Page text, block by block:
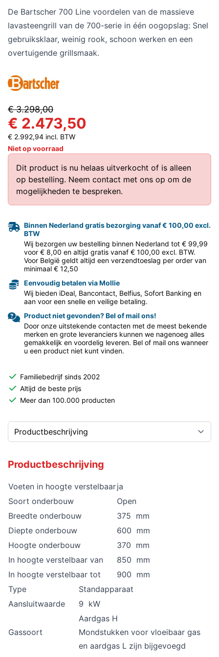
De Bartscher 700 Line voordelen van de massieve
lavasteengrill van de 700-serie in één oogopslag: Snel
gebruiksklaar, weinig rook, schoon werken en een
overtuigende grillsmaak.
€ 3.298,00
€ 2.473,50
€ 2.992,94 incl. BTW
Niet op voorraad
Dit product is nu helaas uitverkocht of is alleen
op bestelling. Neem contact met ons op om de
mogelijkheden te bespreken.
Binnen Nederland gratis bezorging vanaf € 100,00 excl.
BTW
Wij bezorgen uw bestelling binnen Nederland tot € 99,99
voor € 8,00 en altijd gratis vanaf € 100,00 excl. BTW.
Voor België geldt altijd een verzendtoeslag per order van
minimaal € 12,50
Eenvoudig betalen via Mollie
Wij bieden iDeal, Bancontact, Belfius, Sofort Banking en
aan voor een snelle en veilige betaling.
Product niet gevonden? Bel of mail ons!
Door onze uitstekende contacten met de meest bekende
merken en grote leveranciers kunnen we nagenoeg alles
gemakkelijk en voordelig leveren. Bel of mail ons wanneer
u een product niet kunt vinden.
Familiebedrijf sinds 2002
Altijd de beste prijs
Meer dan 100.000 producten
Productbeschrijving
Voeten in hoogte verstelbaarja
Soort onderbouw
Open
Breedte onderbouw
375 mm
Diepte onderbouw
600 mm
Hoogte onderbouw
370 mm
In hoogte verstelbaar van
850 mm
In hoogte verstelbaar tot
900 mm
Type
Standapparaat
Aansluitwaarde
9 kW
Gassoort
Aardgas H
Mondstukken voor vloeibaar gas
en aardgas L zijn bijgevoegd